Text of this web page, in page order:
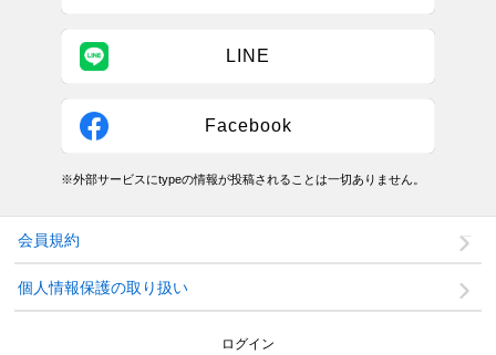
LINE
Facebook
※外部サービスにtypeの情報が投稿されることは一切ありません。
会員規約
個人情報保護の取り扱い
ログイン